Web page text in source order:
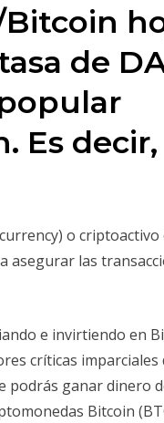
de
Es decir,
o
las
e invirtiendo en
críticas imparciales
podrás ganar dinero
Bitcoin